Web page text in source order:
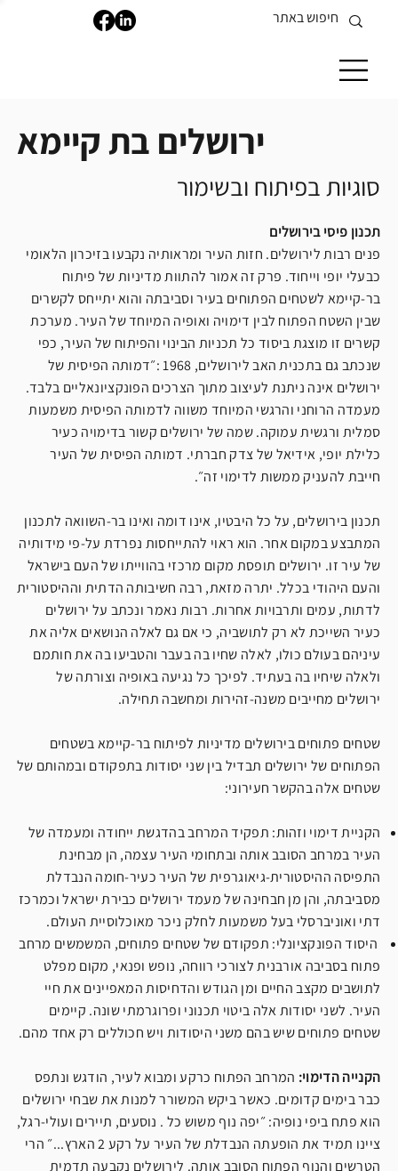
ירושלים בת קיימא
סוגיות בפיתוח ובשימור
תכנון פיסי בירושלים
פנים רבות לירושלים. חזות העיר ומראותיה נקבעו בזיכרון הלאומי
כבעלי יופי וייחוד. פרק זה אמור להתוות מדיניות של פיתוח
בר-קיימא לשטחים הפתוחים בעיר וסביבתה והוא יתייחס לקשרים
שבין השטח הפתוח לבין דימויה ואופיה המיוחד של העיר. מערכת
קשרים זו מוצגת ביסוד כל תכניות הבינוי והפיתוח של העיר, כפי
שנכתב גם בתכנית האב לירושלים, 1968 :״דמותה הפיסית של
ירושלים אינה ניתנת לעיצוב מתוך הצרכים הפונקציונאליים בלבד.
מעמדה הרוחני והרגשי המיוחד משווה לדמותה הפיסית משמעות
סמלית ורגשית עמוקה. שמה של ירושלים קשור בדימויה כעיר
כלילת יופי, אידיאל של צדק חברתי. דמותה הפיסית של העיר
חייבת להעניק ממשות לדימוי זה״.
תכנון בירושלים, על כל היבטיו, אינו דומה ואינו בר-השוואה לתכנון
המתבצע במקום אחר. הוא ראוי להתייחסות נפרדת על-פי מידותיה
של עיר זו. ירושלים תופסת מקום מרכזי בהווייתו של העם בישראל
והעם היהודי בכלל. יתרה מזאת, רבה חשיבותה הדתית וההיסטורית
לדתות, עמים ותרבויות אחרות. רבות נאמר ונכתב על ירושלים
כעיר השייכת לא רק לתושביה, כי אם גם לאלה הנושאים אליה את
עיניהם בעולם כולו, לאלה שחיו בה בעבר והטביעו בה את חותמם
ולאלה שיחיו בה בעתיד. לפיכך כל נגיעה באופיה וצורתה של
ירושלים מחייבים משנה-זהירות ומחשבה תחילה.
שטחים פתוחים בירושלים מדיניות לפיתוח בר-קיימא בשטחים
הפתוחים של ירושלים תבדיל בין שני יסודות בתפקודם ובמהותם של
שטחים אלה בהקשר חעירוני:
הקניית דימוי וזהות: תפקיד המרחב בהדגשת ייחודה ומעמדה של
העיר במרחב הסובב אותה ובתחומי העיר עצמה, הן מבחינת
התפיסה ההיסטורית-גיאוגרפית של העיר כעיר-חומה הנבדלת
מסביבתה, והן מן חבחינה של מעמד ירושלים כבירת ישראל וכמרכז
דתי ואוניברסלי בעל משמעות לחלק ניכר מאוכלוסיית העולם.
היסוד הפונקציונלי: תפקודם של שטחים פתוחים, המשמשים מרחב
פתוח בסביבה אורבנית לצורכי רווחה, נופש ופנאי, מקום מפלט
לתושבים מקצב החיים ומן הגודש והדחיסות המאפיינים את חיי
העיר. לשני יסודות אלה ביטוי תכנוני ופרוגרמתי שונה. קיימים
שטחים פתוחים שיש בהם משני היסודות ויש חכוללים רק אחד מהם.
הקנייה הדימוי: המרחב הפתוח כרקע ומבוא לעיר, הודגש ונתפס
כבר בימים קדומים. כאשר ביקש המשורר למנות את שבחי ירושלים
הוא פתח ביפי נופיה: ״יפה נוף משוש כל . נוסעים, תיירים ועולי-רגל,
ציינו תמיד את הופעתה הנבדלת של העיר על רקע 2 הארץ...״ הרי
הטרשים והנוף הפתוח הסובב אותה. לירושלים נקבעה תדמית